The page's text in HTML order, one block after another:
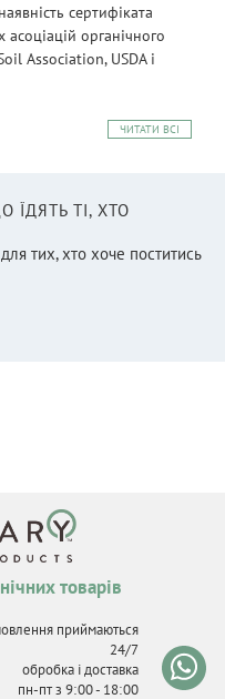
сертифіката
органічного
Association, USDA і
ЧИТАТИ ВСІ
ЇДЯТЬ ТІ, ХТО
тих, хто хоче поститись
товарів
приймаються
24/7
обробка і доставка
пн-пт з 9:00 - 18:00